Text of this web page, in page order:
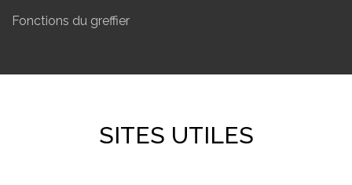
Fonctions du greffier
SITES UTILES